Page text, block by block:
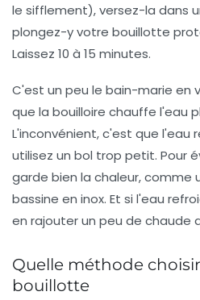
le sifflement), versez-la dans
plongez-y votre bouillotte
Laissez 10 à 15 minutes.
C'est un peu le bain-marie en
que la bouilloire chauffe l'eau
L'inconvénient, c'est que l'eau
utilisez un bol trop petit. Pour
garde bien la chaleur, comme
bassine en inox. Et si l'eau
en rajouter un peu de chaude
Quelle méthode
bouillotte